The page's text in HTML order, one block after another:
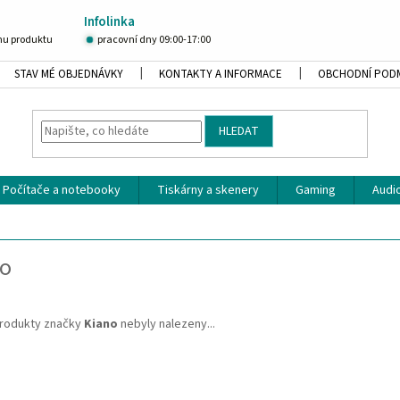
Infolinka
produktu pracovní dny 09:00-17:00
STAV MÉ OBJEDNÁVKY KONTAKTY A INFORMACE OBCHODNÍ
HLEDAT
Počítače a notebooky Tiskárny a skenery Gaming
značky Kiano nebyly nalezeny...